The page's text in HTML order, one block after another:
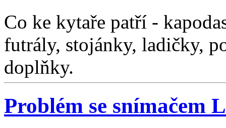
Co ke kytaře patří -
futrály, stojánky, ladičky,
doplňky.
Problém se snímačem